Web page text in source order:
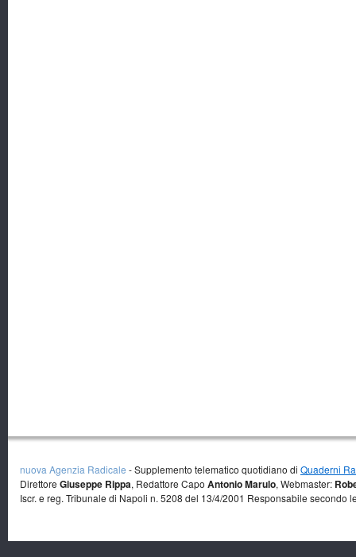
nuova Agenzia Radicale - Supplemento telematico quotidiano di Quaderni
Direttore Giuseppe Rippa, Redattore Capo Antonio Marulo, Webmaster:
Iscr. e reg. Tribunale di Napoli n. 5208 del 13/4/2001 Responsabile secondo